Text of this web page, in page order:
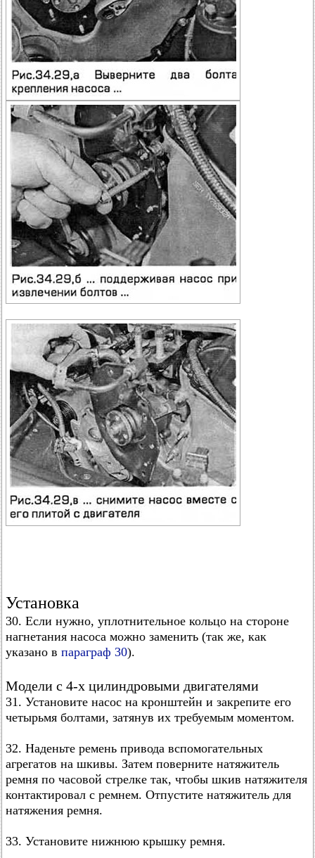
Установка
30. Если нужно, уплотнительное кольцо на стороне
нагнетания насоса можно заменить (так же, как
указано в параграф 30).
Модели с 4-х цилиндровыми двигателями
31. Установите насос на кронштейн и закрепите его
четырьмя болтами, затянув их требуемым моментом.
32. Наденьте ремень привода вспомогательных
агрегатов на шкивы. Затем поверните натяжитель
ремня по часовой стрелке так, чтобы шкив натяжителя
контактировал с ремнем. Отпустите натяжитель для
натяжения ремня.
33. Установите нижнюю крышку ремня.